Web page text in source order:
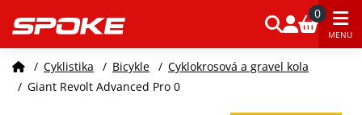
0
MENU
/ Cyklistika / Bicykle / Cyklokrosová a gravel kola
/ Giant Revolt Advanced Pro 0